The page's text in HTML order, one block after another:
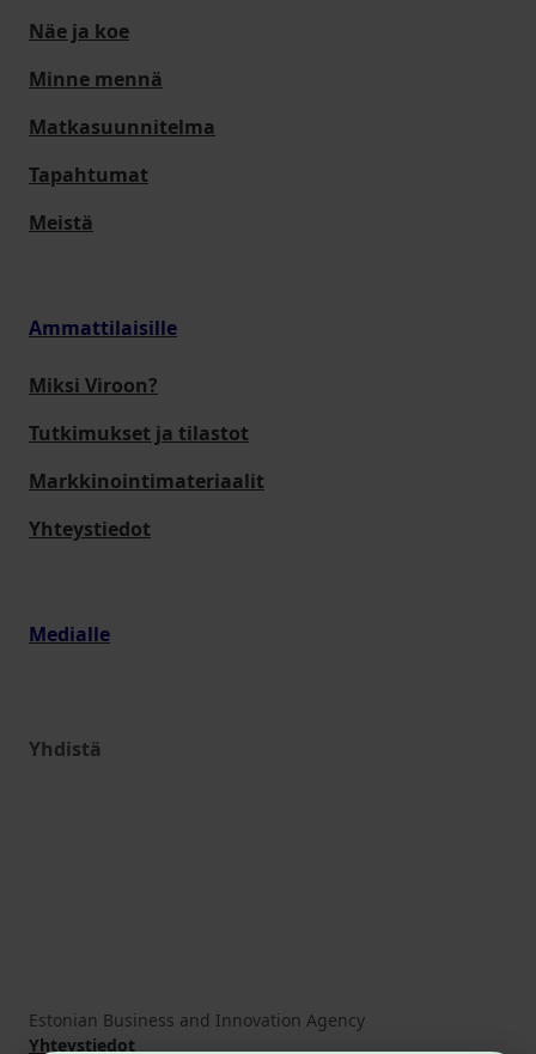
Näe ja koe
Minne mennä
Matkasuunnitelma
Tapahtumat
Meistä
Ammattilaisille
Miksi Viroon?
Tutkimukset ja tilastot
Markkinointimateriaalit
Yhteystiedot
Medialle
Yhdistä
Estonian Business and Innovation Agency
Yhteystiedot